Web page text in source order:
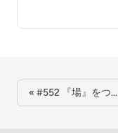
« #552 『場』をつ…